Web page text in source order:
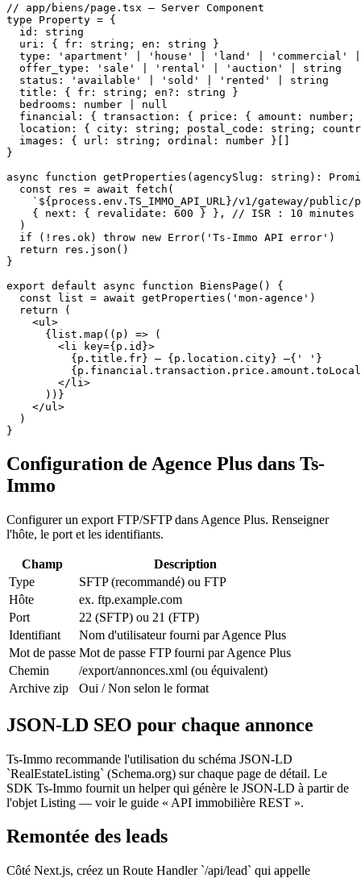
// app/biens/page.tsx — Server Component
type Property = {
  id: string
  uri: { fr: string; en: string }
type: 'apartment' | 'house' | 'land' | 'commercial'
  offer_type: 'sale' | 'rental' | 'auction' | string
  status: 'available' | 'sold' | 'rented' | string
  title: { fr: string; en?: string }
  bedrooms: number | null
financial: { transaction: { price: { amount: number;
location: { city: string; postal_code: string;
  images: { url: string; ordinal: number }[]
}
async function getProperties(agencySlug: string):
  const res = await fetch(
`${process.env.TS_IMMO_API_URL}/v1/gateway/public/
    { next: { revalidate: 600 } }, // ISR : 10 minutes
  )
  if (!res.ok) throw new Error('Ts-Immo API error')
  return res.json()
}
export default async function BiensPage() {
  const list = await getProperties('mon-agence')
  return (
    <ul>
      {list.map((p) => (
        <li key={p.id}>
          {p.title.fr} — {p.location.city} —{' '}
        </li>
      ))}
    </ul>
  )
}
Configuration de Agence Plus dans Ts-
Immo
Configurer un export FTP/SFTP dans Agence Plus. Renseigner
l'hôte, le port et les identifiants.
Champ
Description
Type
SFTP (recommandé) ou FTP
Hôte
ex. ftp.example.com
Port
22 (SFTP) ou 21 (FTP)
Identifiant
Nom d'utilisateur fourni par Agence Plus
Mot de passe Mot de passe FTP fourni par Agence Plus
Chemin
/export/annonces.xml (ou équivalent)
Archive zip
Oui / Non selon le format
JSON-LD SEO pour chaque annonce
Ts-Immo recommande l'utilisation du schéma JSON-LD
`RealEstateListing` (Schema.org) sur chaque page de détail. Le
SDK Ts-Immo fournit un helper qui génère le JSON-LD à partir de
l'objet Listing — voir le guide « API immobilière REST ».
Remontée des leads
Côté Next.js, créez un Route Handler `/api/lead` qui appelle